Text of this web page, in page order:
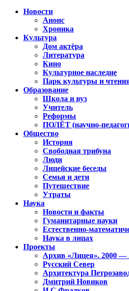
Новости
Анонс
Хроника
Культура
Дом актёра
Литература
Кино
Культурное наследие
Парк культуры и
Образование
Школа и вуз
Учитель
Реформы
ПОЛЁТ (научно-
Общество
История
Свободная трибуна
Люди
Лицейские беседы
Семья и дети
Путешествие
Утраты
Наука
Новости и факты
Гуманитарные науки
Естественно-
Наука в лицах
Проекты
Архив «Лицея». 2000 —
Русский Север
Архитектура
Дмитрий Новиков